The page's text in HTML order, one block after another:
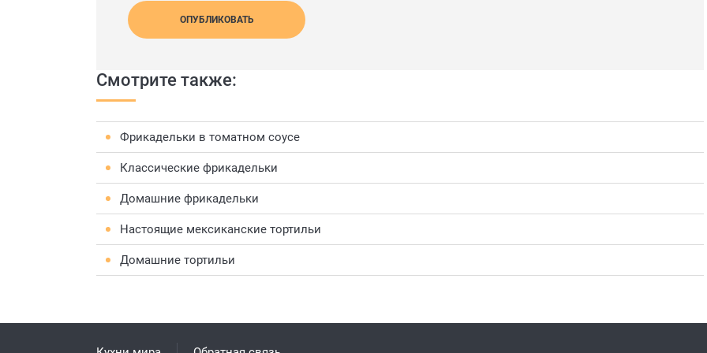
ОПУБЛИКОВАТЬ
Смотрите также:
Фрикадельки в томатном соусе
Классические фрикадельки
Домашние фрикадельки
Настоящие мексиканские тортильи
Домашние тортильи